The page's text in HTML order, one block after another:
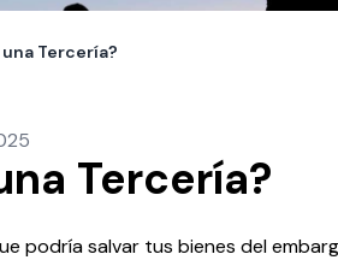
Tercería?
Tercería?
podría salvar tus bienes del